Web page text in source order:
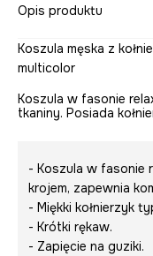
Opis produktu
Koszula męska z
multicolor
Koszula w fasonie
tkaniny. Posiada
- Koszula w fasonie
krojem, zapewnia
- Miękki kołnierzyk
- Krótki rękaw.
- Zapięcie na guziki.